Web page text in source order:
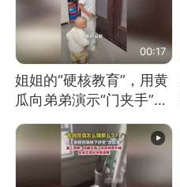
00:17
姐姐的“硬核教育”，用黄
瓜向弟弟演示“门夹手”，
教！